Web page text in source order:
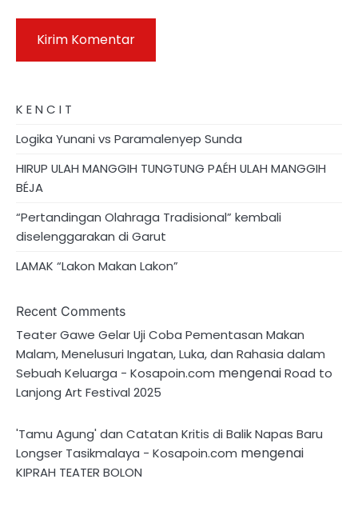
K E N C I T
Logika Yunani vs Paramalenyep Sunda
HIRUP ULAH MANGGIH TUNGTUNG PAÉH ULAH MANGGIH
BÉJA
“Pertandingan Olahraga Tradisional” kembali
diselenggarakan di Garut
LAMAK “Lakon Makan Lakon”
Recent Comments
Teater Gawe Gelar Uji Coba Pementasan Makan
Malam, Menelusuri Ingatan, Luka, dan Rahasia dalam
Sebuah Keluarga - Kosapoin.com mengenaiRoad to
Lanjong Art Festival 2025
'Tamu Agung' dan Catatan Kritis di Balik Napas Baru
Longser Tasikmalaya - Kosapoin.com mengenai
KIPRAH TEATER BOLON